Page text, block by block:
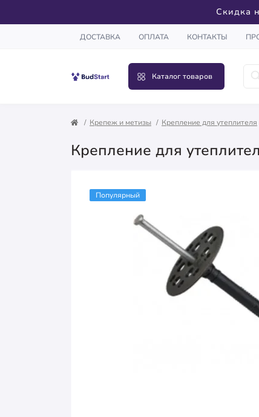
Скидка
ДОСТАВКА ОПЛАТА КОНТАКТЫ
Каталог товаров
Крепеж и метизы Крепление для утеплителя
Крепление для
Популярный